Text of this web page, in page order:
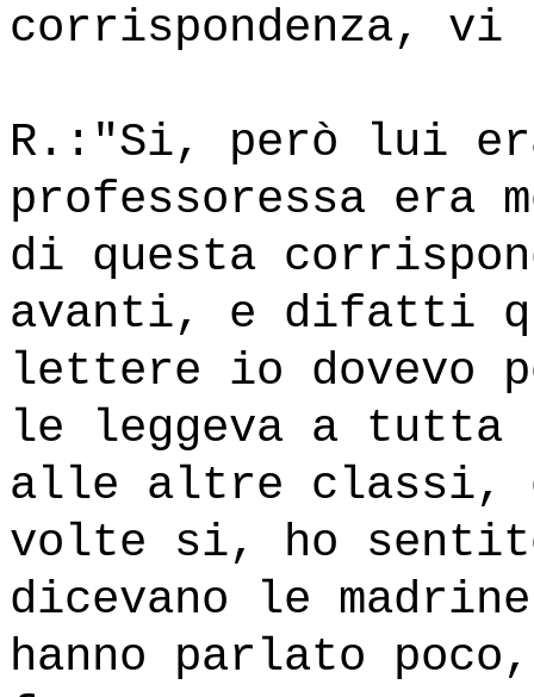
corrispondenza,
R.:"Si, però lui
professoressa era
di questa
avanti, e difatti
lettere io dovevo
le leggeva a tutta
alle altre classi,
volte si, ho
dicevano le
hanno parlato